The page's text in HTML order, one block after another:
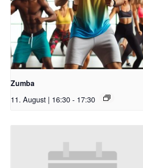
Zumba
11. August | 16:30- 17:30